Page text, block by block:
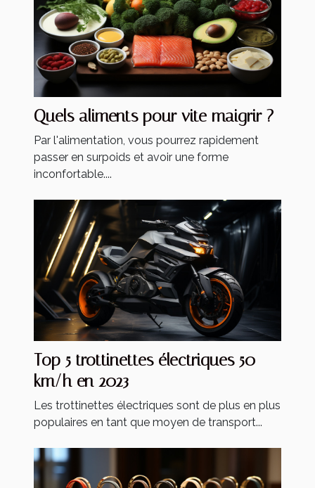
Quels aliments pour vite maigrir ?
Par l'alimentation, vous pourrez rapidement
passer en surpoids et avoir une forme
inconfortable....
Top 5 trottinettes électriques 50
km/h en 2023
Les trottinettes électriques sont de plus en plus
populaires en tant que moyen de transport...